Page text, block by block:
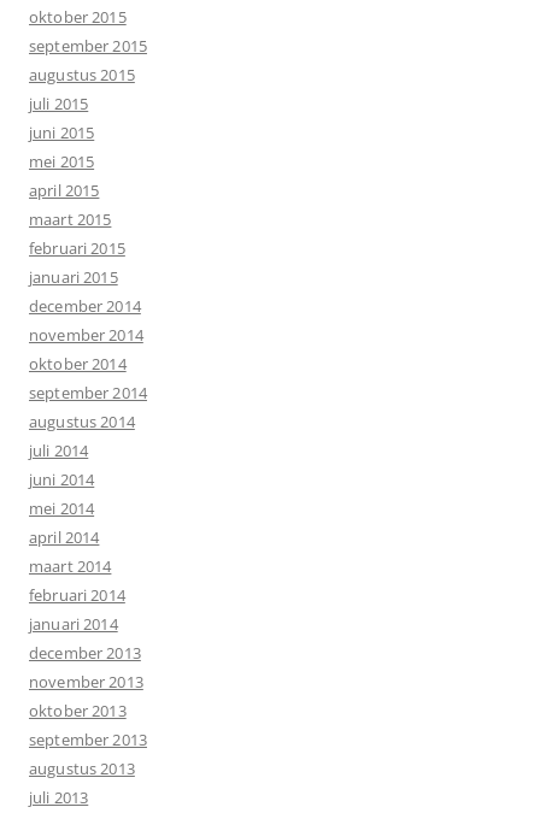
oktober 2015
september 2015
augustus 2015
juli 2015
juni 2015
mei 2015
april 2015
maart 2015
februari 2015
januari 2015
december 2014
november 2014
oktober 2014
september 2014
augustus 2014
juli 2014
juni 2014
mei 2014
april 2014
maart 2014
februari 2014
januari 2014
december 2013
november 2013
oktober 2013
september 2013
augustus 2013
juli 2013